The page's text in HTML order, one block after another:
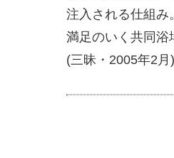
注入される仕組み
満足のいく共同浴
(三昧・2005年2月)